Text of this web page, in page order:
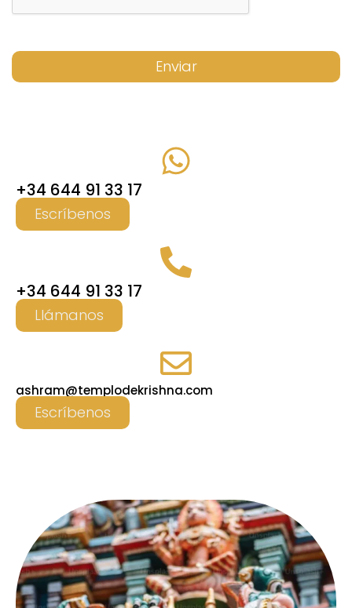
Enviar
+34 644 91 33 17
Escríbenos
+34 644 91 33 17
Llámanos
ashram@templodekrishna.com
Escríbenos